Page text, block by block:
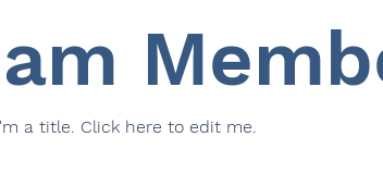
a title. ​Click here to edit me.